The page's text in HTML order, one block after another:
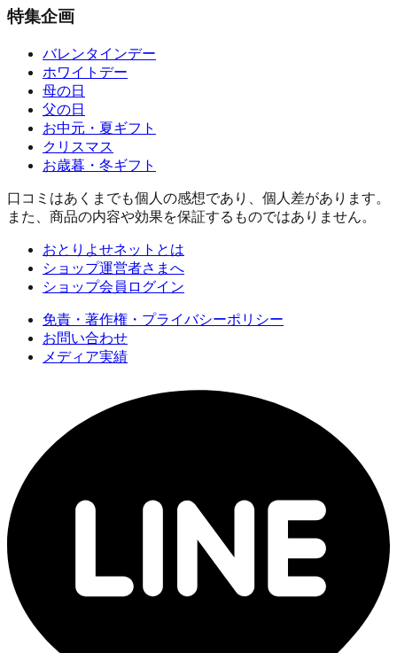
特集企画
バレンタインデー
ホワイトデー
母の日
父の日
お中元・夏ギフト
クリスマス
お歳暮・冬ギフト
口コミはあくまでも個人の感想であり、個人差があります。
また、商品の内容や効果を保証するものではありません。
おとりよせネットとは
ショップ運営者さまへ
ショップ会員ログイン
免責・著作権・プライバシーポリシー
お問い合わせ
メディア実績